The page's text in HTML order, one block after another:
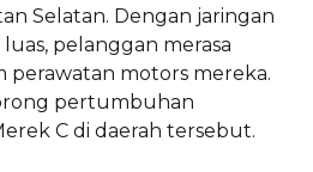
Selatan. Dengan jaringan
pelanggan merasa
perawatan motors mereka.
pertumbuhan
C di daerah tersebut.